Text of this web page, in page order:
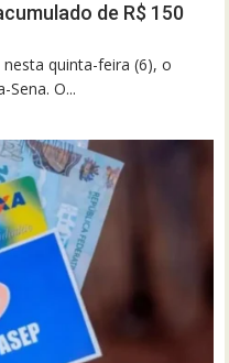
de R$ 150
nesta quinta-feira (6), o
O...